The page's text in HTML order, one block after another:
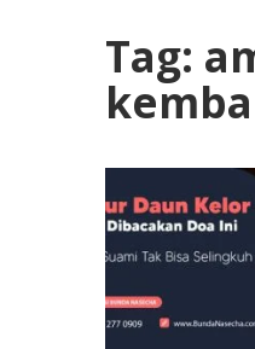
Tag: